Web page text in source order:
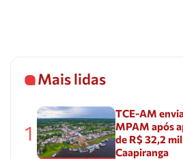
Mais lidas
1
TCE-AM
MPAM após
de R$ 32,2
Caapiranga